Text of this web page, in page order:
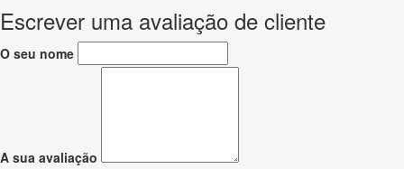
Escrever uma avaliação de cliente
O seu nome
A sua avaliação